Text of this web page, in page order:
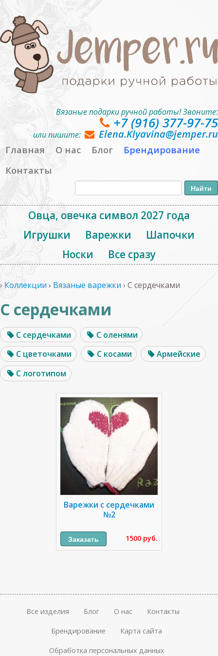
Вязаные подарки ручной работы! Звоните:
+7 (916) 377-97-75
или пишите: Elena.Klyavina@jemper.ru
Главная О нас Блог
Брендирование
Контакты
Овца, овечка символ 2027 года
Игрушки
Варежки
Шапочки
Носки
Все сразу
› Коллекции › Вязаные варежки › С сердечками
С сердечками
С сердечками
С оленями
С цветочками
С косами
Армейские
С логотипом
Варежки с сердечками
№2
1500 руб.
Все изделия Блог О нас Контакты
Брендирование Карта сайта
Обработка персональных данных